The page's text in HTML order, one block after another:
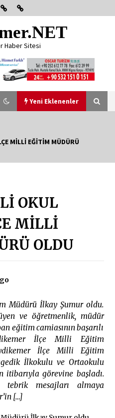
Haber Sitesi
Yeni Eklenenler
“ÜYE BULUŞMASI” ETKİNLİĞİ
Taşınıyor: Çocuklardan
HAZİRAN AYI MECLİS
AKYALI’DAN EĞİTİME
MİLLİ EĞİTİM MÜDÜRÜ
OKUL
MİLLİ
OLDU
Müdürü İlkay Şumur oldu.
ve öğretmenlik, müdür
eğitim camiasının başarılı
İlçe Milli Eğitim
İlçe Milli Eğitim
İlkokulu ve Ortaokulu
itibarıyla görevine başladı.
tebrik mesajları almaya
[…]